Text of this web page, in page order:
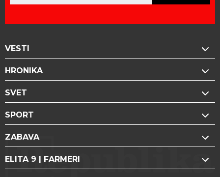
VESTI
HRONIKA
SVET
SPORT
ZABAVA
ELITA 9 | FARMERI